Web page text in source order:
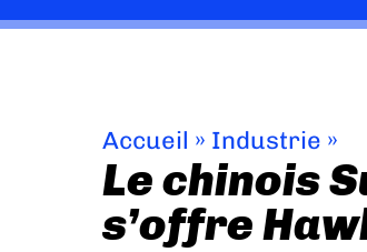
Accueil » Industrie »
Le chinois
s’offre